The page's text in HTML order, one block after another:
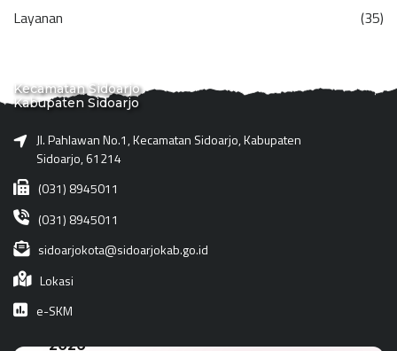
Layanan (35)
Kecamatan Sidoarjo
Kabupaten Sidoarjo
Jl. Pahlawan No.1, Kecamatan Sidoarjo, Kabupaten
Sidoarjo, 61214
(031) 8945011
(031) 8945011
sidoarjokota@sidoarjokab.go.id
Lokasi
e-SKM